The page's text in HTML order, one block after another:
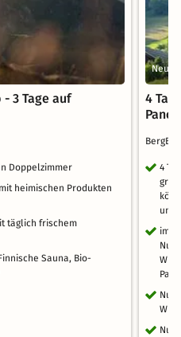
3 Tage auf
Doppelzimmer
heimischen Produkten
täglich frischem
Sauna, Bio-
4
4
und
im